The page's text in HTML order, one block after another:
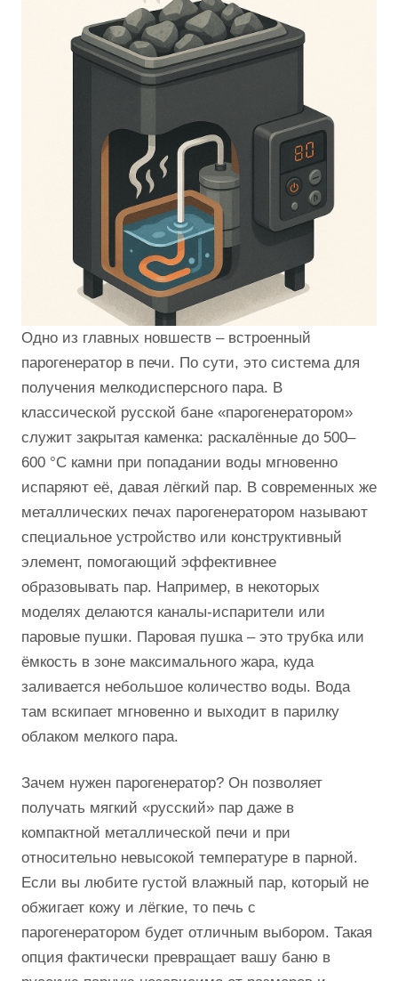
Одно из главных новшеств – встроенный
парогенератор в печи. По сути, это система для
получения мелкодисперсного пара. В
классической русской бане «парогенератором»
служит закрытая каменка: раскалённые до 500–
600 °C камни при попадании воды мгновенно
испаряют её, давая лёгкий пар. В современных же
металлических печах парогенератором называют
специальное устройство или конструктивный
элемент, помогающий эффективнее
образовывать пар. Например, в некоторых
моделях делаются каналы-испарители или
паровые пушки. Паровая пушка – это трубка или
ёмкость в зоне максимального жара, куда
заливается небольшое количество воды. Вода
там вскипает мгновенно и выходит в парилку
облаком мелкого пара.
Зачем нужен парогенератор? Он позволяет
получать мягкий «русский» пар даже в
компактной металлической печи и при
относительно невысокой температуре в парной.
Если вы любите густой влажный пар, который не
обжигает кожу и лёгкие, то печь с
парогенератором будет отличным выбором. Такая
опция фактически превращает вашу баню в